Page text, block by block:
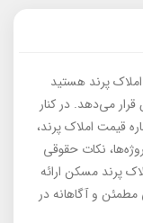
پرند هستید
قرار می‌دهد. در کنار
قیمت املاک پرند،
نکات حقوقی
پرند مسکن ارائه
مطمئن و آگاهانه در